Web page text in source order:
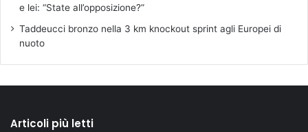
e lei: “State all’opposizione?”
Taddeucci bronzo nella 3 km knockout sprint agli Europei di
nuoto
Articoli più letti